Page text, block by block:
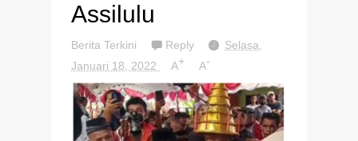
Assilulu
Berita Terkini Reply
Selasa,
Januari 18, 2022
A+ A-